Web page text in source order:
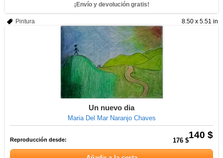
¡Envío y devolución gratis!
8.50 x 5.51 in
Pintura
Un nuevo dia
Maria Del Mar Naranjo Chaves
140 $
Reproducción desde: 176 $